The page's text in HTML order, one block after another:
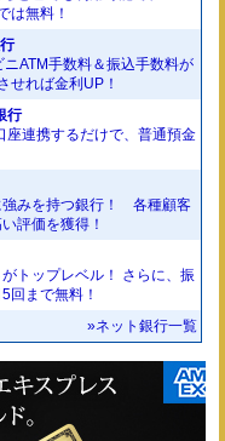
は無料！
ATM手数料＆振込手数料が
せれば金利UP！
行
座連携するだけで、普通預金
強みを持つ銀行！ 各種顧客
評価を獲得！
トップレベル！ さらに、振
回まで無料！
»ネット銀行一覧